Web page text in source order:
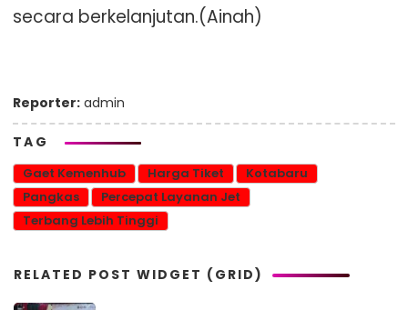
secara berkelanjutan.(Ainah)
Reporter: admin
TAG
Gaet Kemenhub Harga Tiket
Kotabaru
Pangkas
Percepat Layanan Jet
Terbang Lebih Tinggi
RELATED POST WIDGET (GRID)